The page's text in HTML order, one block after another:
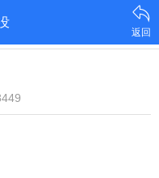
返回